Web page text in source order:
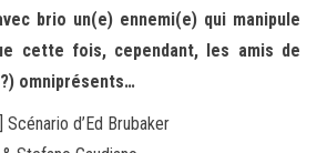
brio un(e) ennemi(e) qui manipule
cette fois, cependant, les amis de
omniprésents…
d’Ed Brubaker